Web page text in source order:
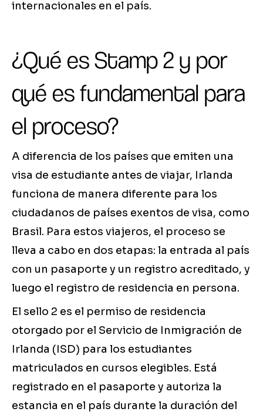
internacionales en el país.
¿Qué es Stamp 2 y por
qué es fundamental para
el proceso?
A diferencia de los países que emiten una
visa de estudiante antes de viajar, Irlanda
funciona de manera diferente para los
ciudadanos de países exentos de visa, como
Brasil. Para estos viajeros, el proceso se
lleva a cabo en dos etapas: la entrada al país
con un pasaporte y un registro acreditado, y
luego el registro de residencia en persona.
El sello 2 es el permiso de residencia
otorgado por el Servicio de Inmigración de
Irlanda (ISD) para los estudiantes
matriculados en cursos elegibles. Está
registrado en el pasaporte y autoriza la
estancia en el país durante la duración del